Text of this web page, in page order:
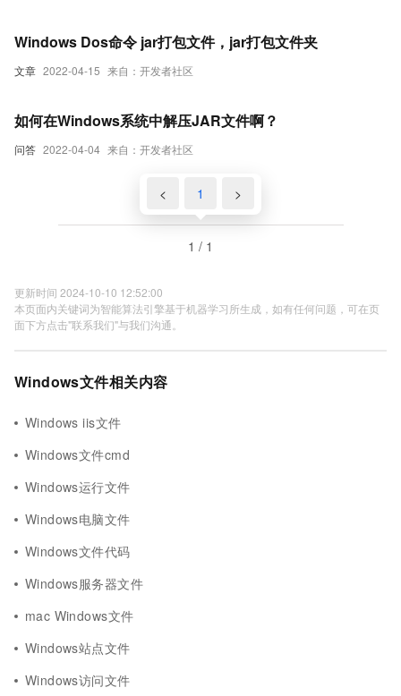
文章 2022-04-15 来自：开发者社区
Windows Dos命令 jar打包文件，jar打包文件夹
问答 2022-04-04 来自：开发者社区
如何在Windows系统中解压JAR文件啊？
< 1 >
1 / 1
更新时间 2024-10-10 12:52:00
本页面内关键词为智能算法引擎基于机器学习所生成，如有任何问题，可在页
面下方点击"联系我们"与我们沟通。
Windows文件相关内容
Windows iis文件
Windows文件cmd
Windows运行文件
Windows电脑文件
Windows文件代码
Windows服务器文件
mac Windows文件
Windows站点文件
Windows访问文件